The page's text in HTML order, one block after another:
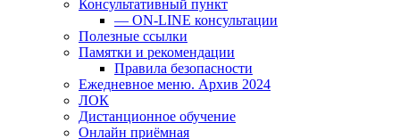
Консультативный пункт
— ON-LINE консультации
Полезные ссылки
Памятки и рекомендации
Правила безопасности
Ежедневное меню. Архив 2024
ЛОК
Дистанционное обучение
Онлайн приёмная